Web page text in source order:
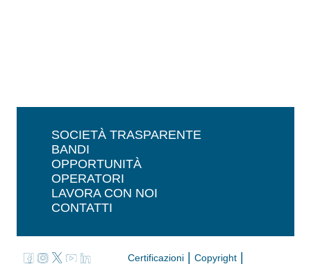
SOCIETÀ TRASPARENTE
BANDI
OPPORTUNITÀ
OPERATORI
LAVORA CON NOI
CONTATTI
Certificazioni Copyright